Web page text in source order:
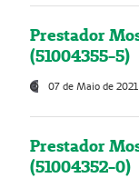
Prestador
(51004355-5)
07 de Maio de 2021
Prestador
(51004352-0)